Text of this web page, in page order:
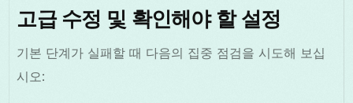
고급 수정 및 확인해야 할 설정
기본 단계가 실패할 때 다음의 집중 점검을 시도해 보십
시오: